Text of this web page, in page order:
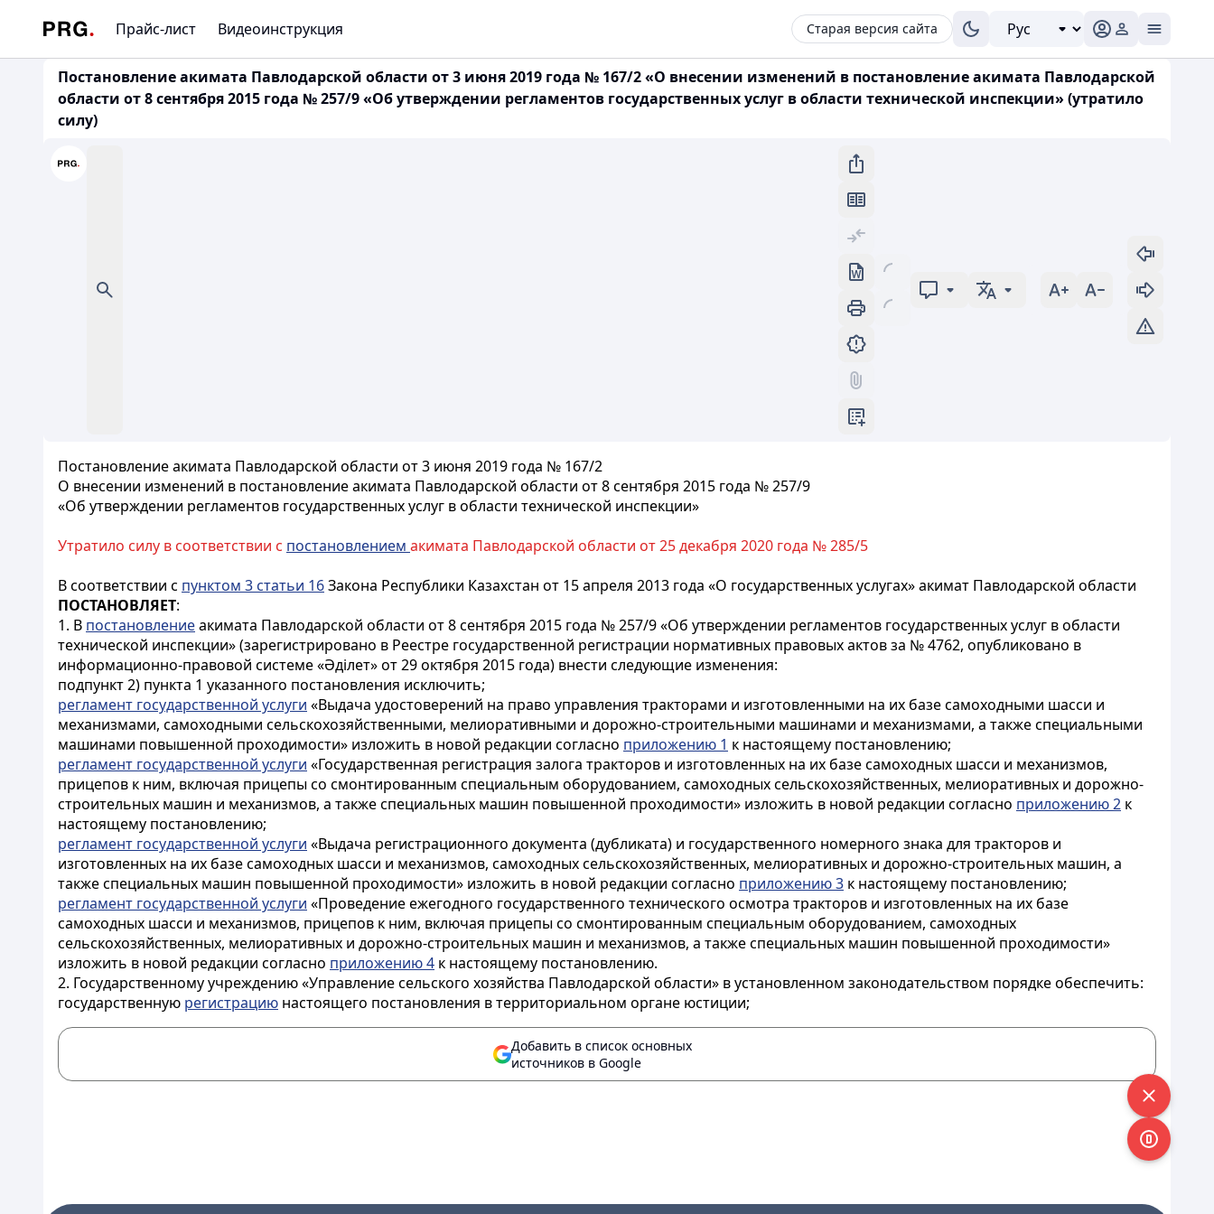
Прайс-лист Видеоинструкция Старая версия сайта
Постановление акимата Павлодарской области от 3 июня 2019 года № 167/2 «О внесении изменений в постановление акимата Павлодарской
области от 8 сентября 2015 года № 257/9 «Об утверждении регламентов государственных услуг в области технической инспекции» (утратило
силу)
Постановление акимата Павлодарской области от 3 июня 2019 года № 167/2
О внесении изменений в постановление акимата Павлодарской области от 8 сентября 2015 года № 257/9
«Об утверждении регламентов государственных услуг в области технической инспекции»
Утратило силу в соответствии с постановлением акимата Павлодарской области от 25 декабря 2020 года № 285/5
В соответствии с пунктом 3 статьи 16Закона Республики Казахстан от 15 апреля 2013 года «О государственных услугах» акимат Павлодарской области
ПОСТАНОВЛЯЕТ:
1. В постановлениеакимата Павлодарской области от 8 сентября 2015 года № 257/9 «Об утверждении регламентов государственных услуг в области
технической инспекции» (зарегистрировано в Реестре государственной регистрации нормативных правовых актов за № 4762, опубликовано в
информационно-правовой системе «Әділет» от 29 октября 2015 года) внести следующие изменения:
подпункт 2) пункта 1 указанного постановления исключить;
регламент государственной услуги «Выдача удостоверений на право управления тракторами и изготовленными на их базе самоходными шасси и
механизмами, самоходными сельскохозяйственными, мелиоративными и дорожно-строительными машинами и механизмами, а также специальными
машинами повышенной проходимости» изложить в новой редакции согласно приложению 1 к настоящему постановлению;
регламент государственной услуги «Государственная регистрация залога тракторов и изготовленных на их базе самоходных шасси и механизмов,
прицепов к ним, включая прицепы со смонтированным специальным оборудованием, самоходных сельскохозяйственных, мелиоративных и дорожно-
строительных машин и механизмов, а также специальных машин повышенной проходимости» изложить в новой редакции согласно приложению 2 к
настоящему постановлению;
регламент государственной услуги «Выдача регистрационного документа (дубликата) и государственного номерного знака для тракторов и
изготовленных на их базе самоходных шасси и механизмов, самоходных сельскохозяйственных, мелиоративных и дорожно-строительных машин, а
также специальных машин повышенной проходимости» изложить в новой редакции согласно приложению 3 к настоящему постановлению;
регламент государственной услуги «Проведение ежегодного государственного технического осмотра тракторов и изготовленных на их базе
самоходных шасси и механизмов, прицепов к ним, включая прицепы со смонтированным специальным оборудованием, самоходных
сельскохозяйственных, мелиоративных и дорожно-строительных машин и механизмов, а также специальных машин повышенной проходимости»
изложить в новой редакции согласно приложению 4 к настоящему постановлению.
2. Государственному учреждению «Управление сельского хозяйства Павлодарской области» в установленном законодательством порядке обеспечить:
государственную регистрацию настоящего постановления в территориальном органе юстиции;
Добавить в список основных
источников в Google